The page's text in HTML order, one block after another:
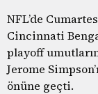
NFL’de
Cincinnati
playoff
Jerome
önüne geçti.